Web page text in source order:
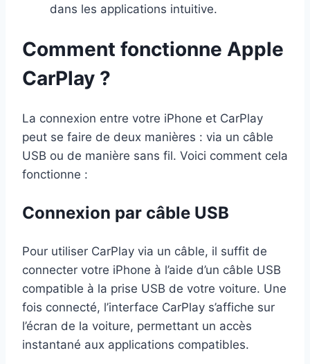
dans les applications intuitive.
Comment fonctionne Apple
CarPlay ?
La connexion entre votre iPhone et CarPlay
peut se faire de deux manières : via un câble
USB ou de manière sans fil. Voici comment cela
fonctionne :
Connexion par câble USB
Pour utiliser CarPlay via un câble, il suffit de
connecter votre iPhone à l’aide d’un câble USB
compatible à la prise USB de votre voiture. Une
fois connecté, l’interface CarPlay s’affiche sur
l’écran de la voiture, permettant un accès
instantané aux applications compatibles.